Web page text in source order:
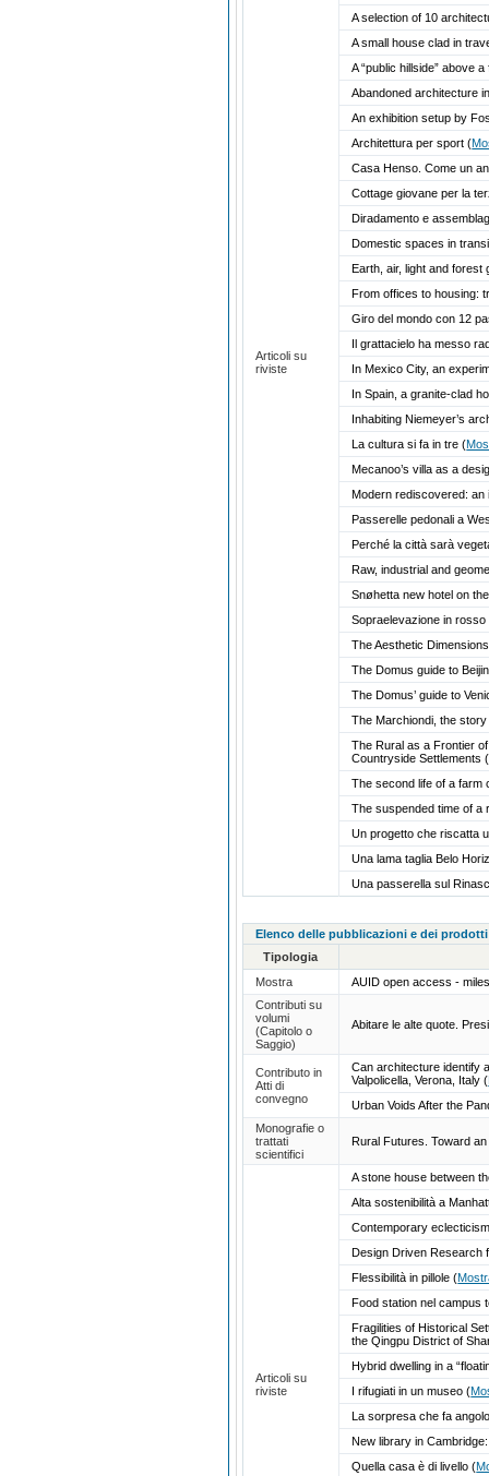
Articoli su
riviste
A selection of 10
A small house clad in
A “public hillside” above
Abandoned architecture
An exhibition setup by
Architettura per sport(
Casa Henso. Come un
Cottage giovane per la
Diradamento e
Domestic spaces in
Earth, air, light and
From offices to housing:
Giro del mondo con 12
Il grattacielo ha messo
In Mexico City, an
In Spain, a granite-clad
Inhabiting Niemeyer’s
La cultura si fa in tre(
Mecanoo’s villa as a
Modern rediscovered: an
Passerelle pedonali a
Perché la città sarà
Raw, industrial and
Snøhetta new hotel on
Sopraelevazione in
The Aesthetic
The Domus guide to
The Domus’ guide to
The Marchiondi, the
The Rural as a Frontier
Countryside Settlements(
The second life of a farm
The suspended time of
Un progetto che riscatta
Una lama taglia Belo
Una passerella sul
Elenco delle pubblicazioni e dei
Tipologia
Mostra
AUID open access -
Contributi su
volumi
(Capitolo o
Saggio)
Abitare le alte quote.
Contributo in
Atti di
convegno
Can architecture identify
Valpolicella, Verona, Italy(
Urban Voids After the
Monografie o
trattati
scientifici
Rural Futures. Toward
Articoli su
riviste
A stone house between
Alta sostenibilità a
Contemporary
Design Driven Research
Flessibilità in pillole(
Food station nel campus
Fragilities of Historical
the Qingpu District of
Hybrid dwelling in a
I rifugiati in un museo(
La sorpresa che fa
New library in
Quella casa è di livello(